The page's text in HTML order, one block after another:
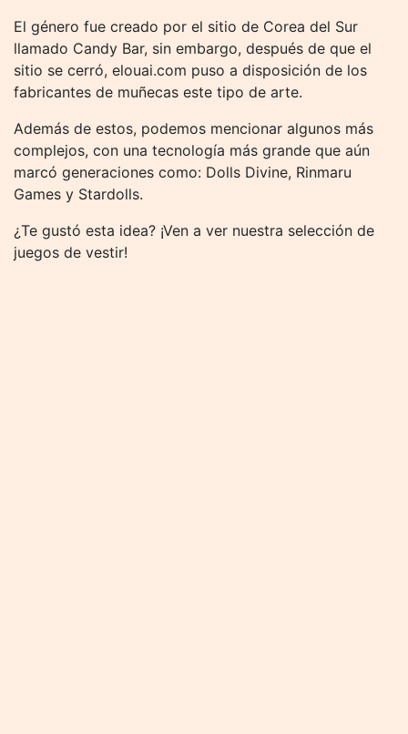
El género fue creado por el sitio de Corea del Sur
llamado Candy Bar, sin embargo, después de que el
sitio se cerró, elouai.com puso a disposición de los
fabricantes de muñecas este tipo de arte.
Además de estos, podemos mencionar algunos más
complejos, con una tecnología más grande que aún
marcó generaciones como: Dolls Divine, Rinmaru
Games y Stardolls.
¿Te gustó esta idea? ¡Ven a ver nuestra selección de
juegos de vestir!